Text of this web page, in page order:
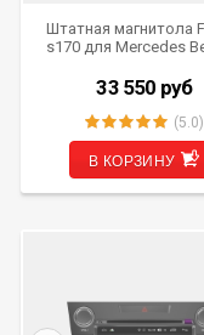
Штатная магнитола
s170 для Mercedes
Android (L171)
33 550 руб
(5.0)
В КОРЗИНУ